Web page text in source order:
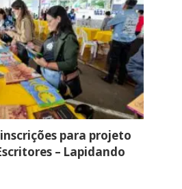
para projeto
– Lapidando